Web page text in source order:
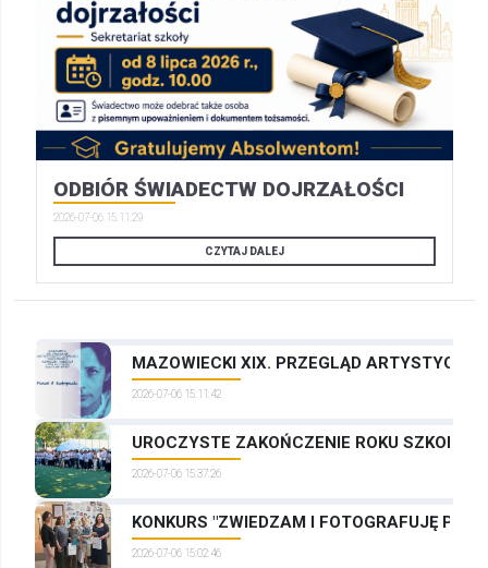
ODBIÓR ŚWIADECTW DOJRZAŁOŚCI
2026-07-06 15:11:29
CZYTAJ DALEJ
MAZOWIECKI XIX. PRZEGLĄD
2026-07-06 15:11:42
UROCZYSTE ZAKOŃCZENIE ROKU
2026-07-06 15:37:26
KONKURS "ZWIEDZAM I FOTOGRAFUJĘ
2026-07-06 15:02:46